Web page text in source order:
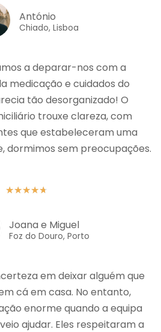
António
Chiado, Lisboa
a deparar-nos com a
medicação e cuidados do
tão desorganizado! O
trouxe clareza, com
que estabeleceram uma
dormimos sem preocupações.
★★★★★
Joana e Miguel
Foz do Douro, Porto
em deixar alguém que
cá em casa. No entanto,
enorme quando a equipa
ajudar. Eles respeitaram a